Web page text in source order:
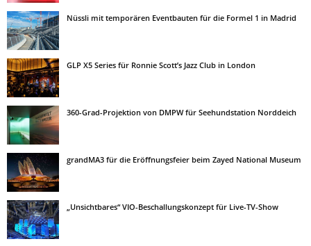
Nüssli mit temporären Eventbauten für die Formel 1 in Madrid
GLP X5 Series für Ronnie Scott’s Jazz Club in London
360-Grad-Projektion von DMPW für Seehundstation Norddeich
grandMA3 für die Eröffnungsfeier beim Zayed National Museum
„Unsichtbares“ VIO-Beschallungskonzept für Live-TV-Show